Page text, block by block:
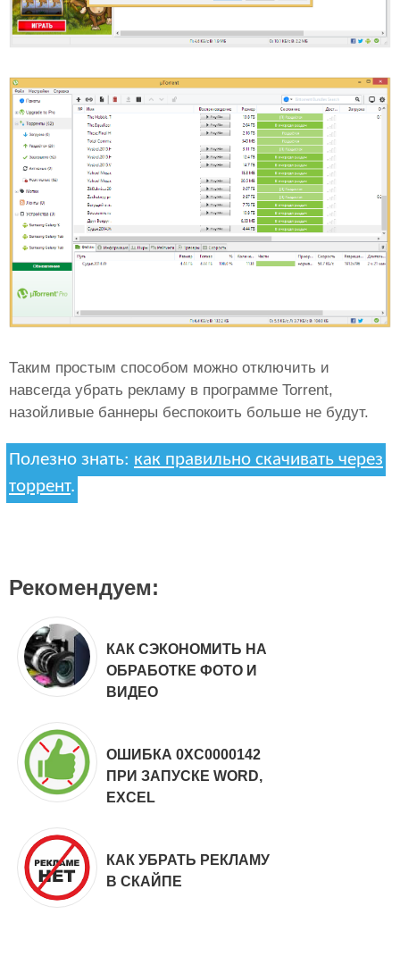
Таким простым способом можно отключить и
навсегда убрать рекламу в программе Torrent,
назойливые баннеры беспокоить больше не будут.
Полезно знать: как правильно скачивать через
торрент.
Рекомендуем:
КАК СЭКОНОМИТЬ НА
ОБРАБОТКЕ ФОТО И
ВИДЕО
ОШИБКА 0XC0000142
ПРИ ЗАПУСКЕ WORD,
EXCEL
КАК УБРАТЬ РЕКЛАМУ
В СКАЙПЕ